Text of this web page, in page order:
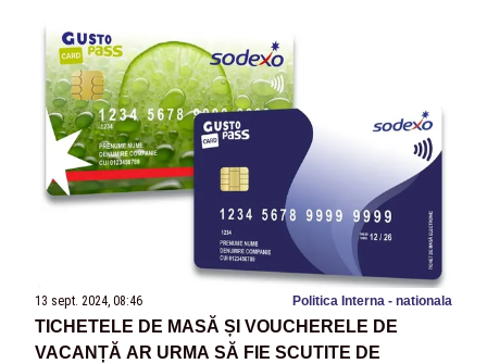
13 sept. 2024, 08:46 Politica Interna - nationala
TICHETELE DE MASĂ ȘI VOUCHERELE DE
VACANȚĂ AR URMA SĂ FIE SCUTITE DE